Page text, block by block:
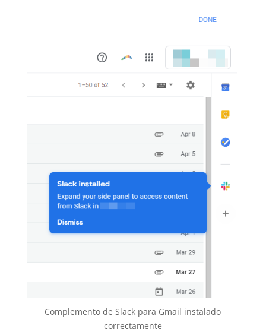
Complemento de Slack para Gmail instalado
correctamente